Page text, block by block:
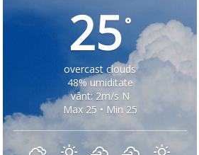
25°
overcast clouds
48% umiditate
vânt: 2m/s N
Max 25 • Min 25